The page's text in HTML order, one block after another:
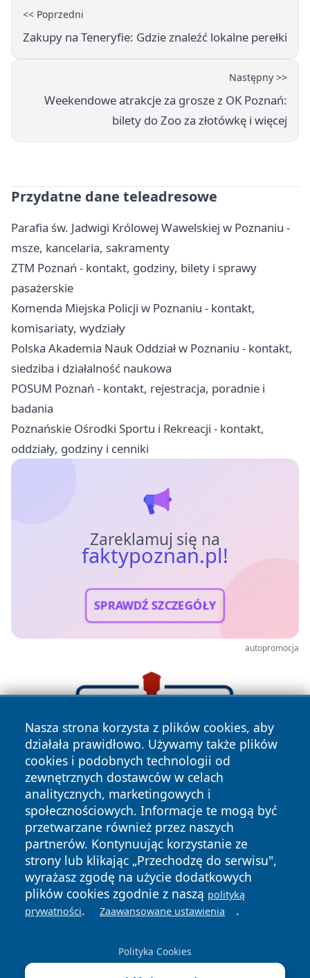
<< Poprzedni
Zakupy na Teneryfie: Gdzie znaleźć lokalne perełki
Następny >>
Weekendowe atrakcje za grosze z OK Poznań:
bilety do Zoo za złotówkę i więcej
Przydatne dane teleadresowe
Parafia św. Jadwigi Królowej Wawelskiej w Poznaniu -
msze, kancelaria, sakramenty
ZTM Poznań - kontakt, godziny, bilety i sprawy
pasażerskie
Komenda Miejska Policji w Poznaniu - kontakt,
komisariaty, wydziały
Polska Akademia Nauk Oddział w Poznaniu - kontakt,
siedziba i działalność naukowa
POSUM Poznań - kontakt, rejestracja, poradnie i
badania
Poznańskie Ośrodki Sportu i Rekreacji - kontakt,
oddziały, godziny i cenniki
Zareklamuj się na
faktypoznan.pl!
SPRAWDŹ SZCZEGÓŁY
autopromocja
Nasza strona korzysta z plików cookies, aby
działała prawidłowo. Używamy także plików
cookies i podobnych technologii od
zewnętrznych dostawców w celach
analitycznych, marketingowych i
społecznościowych. Informacje te mogą być
przetwarzane również przez naszych
partnerów. Kontynuując korzystanie ze
strony lub klikając „Przechodzę do serwisu",
wyrażasz zgodę na użycie dodatkowych
plików cookies zgodnie z naszą polityką
prywatności. Zaawansowane ustawienia .
Polityka Cookies
Copyright © 2026 faktypoznan.pl Wszystkie prawa